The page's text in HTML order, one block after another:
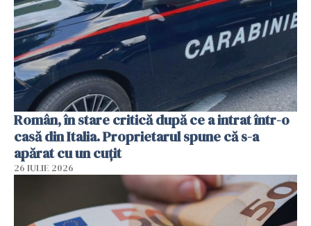
Român, în stare critică după ce a intrat într-o
casă din Italia. Proprietarul spune că s-a
apărat cu un cuțit
26 IULIE 2026